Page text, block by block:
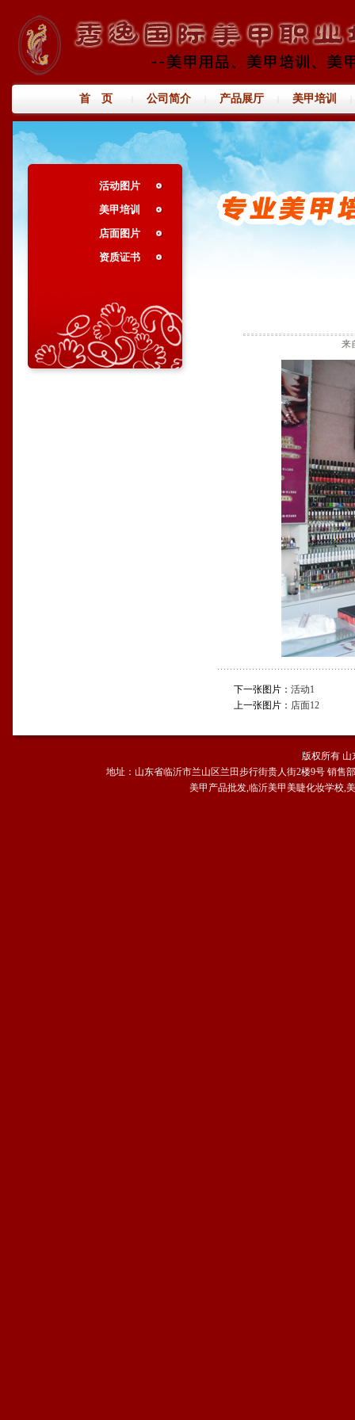
首 页 公司简介 产品展厅 美甲培训
活动图片
美甲培训
店面图片
资质证书
来
下一张图片： 活动1
上一张图片： 店面12
版权所有 山
地址：山东省临沂市兰山区兰田步行街贵人街2楼9号 销售
美甲产品批发,临沂美甲美睫化妆学校,